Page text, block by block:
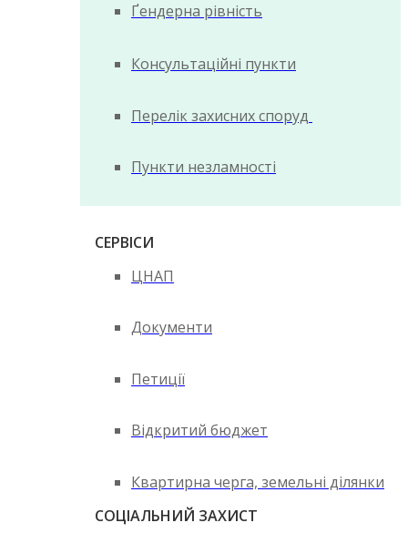
Ґендерна рівність
Консультаційні пункти
Перелік захисних споруд
Пункти незламності
СЕРВІСИ
ЦНАП
Документи
Петиції
Відкритий бюджет
Квартирна черга, земельні ділянки
СОЦІАЛЬНИЙ ЗАХИСТ